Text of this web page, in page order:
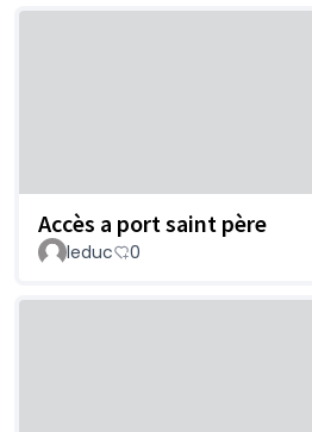
Accès a port saint père
leduc 0